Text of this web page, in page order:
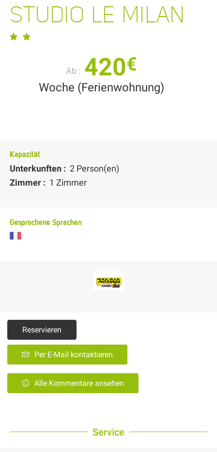
STUDIO LE MILAN
Ab : 420€
Woche (Ferienwohnung)
Kapazität
Unterkunften : 2 Person(en)
Zimmer : 1 Zimmer
Gesprochene Sprachen
Reservieren
Per E-Mail kontaktieren
Alle Kommentare ansehen
Service